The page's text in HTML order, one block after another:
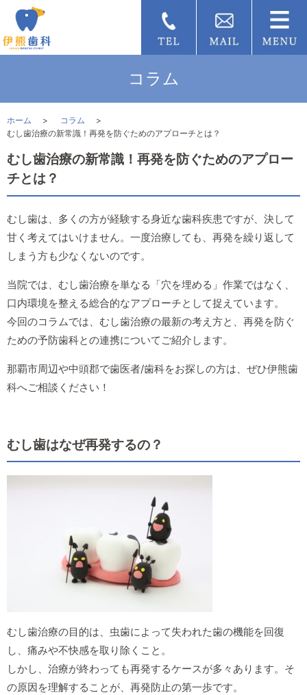
コラム
ホーム
コラム
むし歯治療の新常識！再発を防ぐためのアプローチとは？
むし歯治療の新常識！再発を防ぐためのアプロー
チとは？
むし歯は、多くの方が経験する身近な歯科疾患ですが、決して
甘く考えてはいけません。一度治療しても、再発を繰り返して
しまう方も少なくないのです。
当院では、むし歯治療を単なる「穴を埋める」作業ではなく、
口内環境を整える総合的なアプローチとして捉えています。
今回のコラムでは、むし歯治療の最新の考え方と、再発を防ぐ
ための予防歯科との連携についてご紹介します。
那覇市周辺や中頭郡で歯医者/歯科をお探しの方は、ぜひ伊熊歯
科へご相談ください！
むし歯はなぜ再発するの？
むし歯治療の目的は、虫歯によって失われた歯の機能を回復
し、痛みや不快感を取り除くこと。
しかし、治療が終わっても再発するケースが多々あります。そ
の原因を理解することが、再発防止の第一歩です。